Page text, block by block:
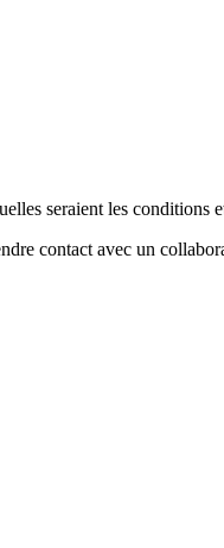
seraient les conditions
contact avec un